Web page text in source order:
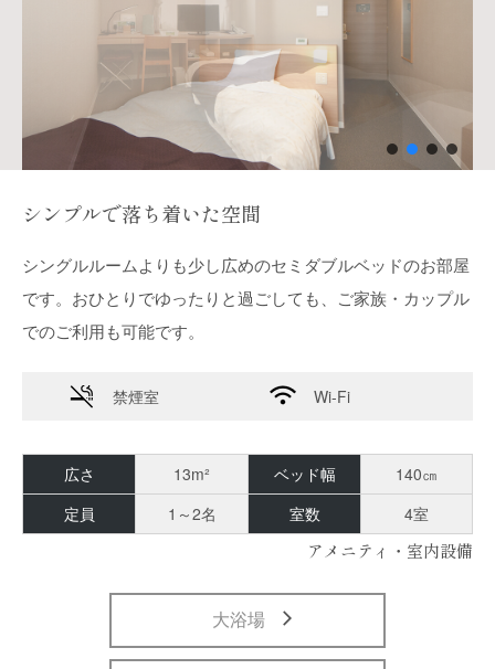
シンプルで落ち着いた空間
シングルルームよりも少し広めのセミダブルベッドのお部屋
です。おひとりでゆったりと過ごしても、ご家族・カップル
でのご利用も可能です。
禁煙室 Wi-Fi
広さ 13m² ベッド幅
140㎝
定員
1～2名 室数 4室
アメニティ・室内設備
大浴場